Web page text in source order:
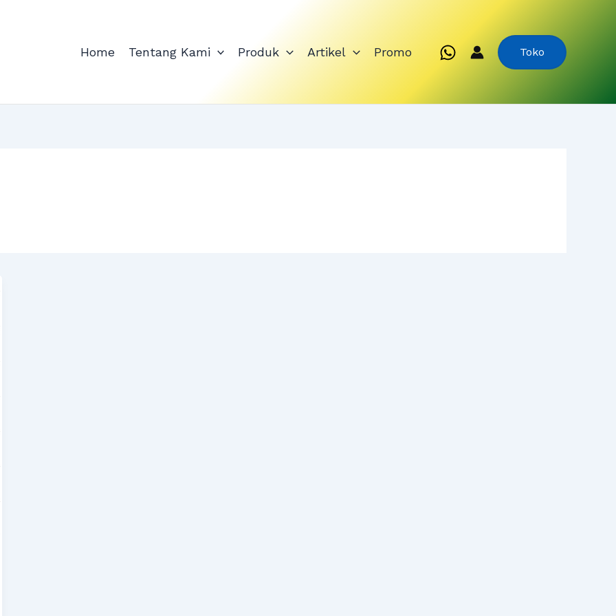
Home Tentang Kami Produk Artikel Promo Toko